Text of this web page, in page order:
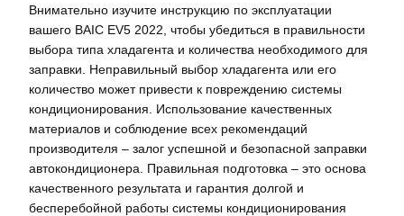
Внимательно изучите инструкцию по эксплуатации
вашего BAIC EV5 2022, чтобы убедиться в правильности
выбора типа хладагента и количества необходимого для
заправки. Неправильный выбор хладагента или его
количество может привести к повреждению системы
кондиционирования. Использование качественных
материалов и соблюдение всех рекомендаций
производителя – залог успешной и безопасной заправки
автокондиционера. Правильная подготовка – это основа
качественного результата и гарантия долгой и
бесперебойной работы системы кондиционирования